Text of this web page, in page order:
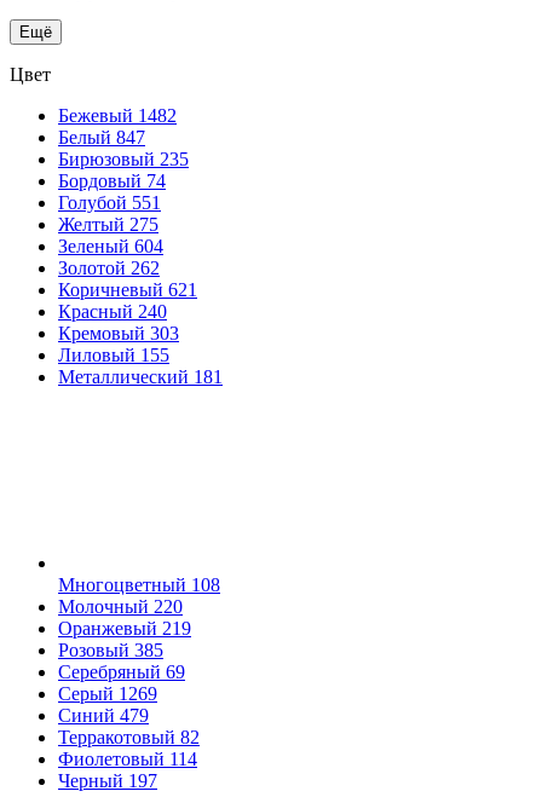
Ещё
Цвет
Бежевый 1482
Белый 847
Бирюзовый 235
Бордовый 74
Голубой 551
Желтый 275
Зеленый 604
Золотой 262
Коричневый 621
Красный 240
Кремовый 303
Лиловый 155
Металлический 181
Многоцветный 108
Молочный 220
Оранжевый 219
Розовый 385
Серебряный 69
Серый 1269
Синий 479
Терракотовый 82
Фиолетовый 114
Черный 197